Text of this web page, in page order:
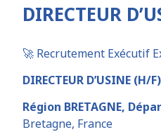
DIRECTEUR
🚀 Recrutement Exécutif
DIRECTEUR D’USINE (H/F)
Région BRETAGNE,
Bretagne, France